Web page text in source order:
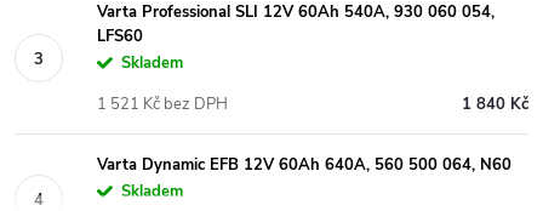
Varta Professional SLI 12V 60Ah 540A, 930 060 054,
LFS60
Skladem
1 840 Kč
1 521 Kč bez DPH
Varta Dynamic EFB 12V 60Ah 640A, 560 500 064, N60
Skladem